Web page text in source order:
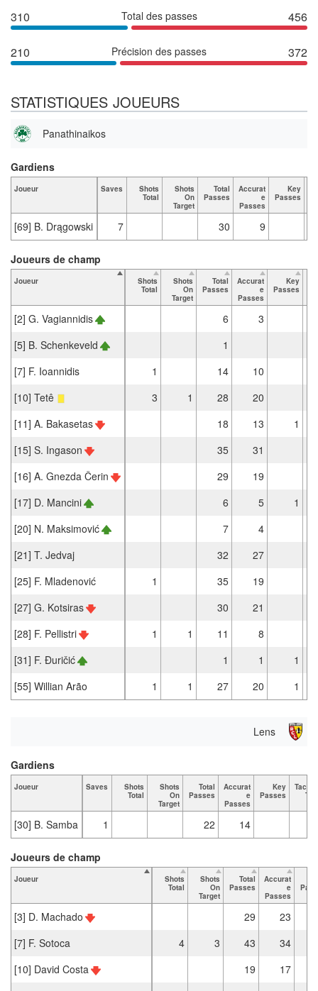
310 Total des passes 456
210 Précision des passes 372
STATISTIQUES JOUEURS
Panathinaikos
Joueur Saves
Shots
Total
Shots
On
Target
Total
Passes
Accurat
e
Passes
Key
Passes
[69] B. Drągowski 7 30 9
Gardiens
Joueur
Shots
Total
Shots
On
Target
Total
Passes
Accurat
e
Passes
Key
Passes
[2] G. Vagiannidis 6
3
[5] B. Schenkeveld
1
[7] F. Ioannidis
1 14
10
[10] Tetê
3 1 28
20
[11] A. Bakasetas
18 13
1
[15] S. Ingason
35
31
[16] A. Gnezda Čerin
29
19
[17] D. Mancini
6 5
1
[20] N. Maksimović
7
4
[21] T. Jedvaj
32
27
[25] F. Mladenović
1 35
19
[27] G. Kotsiras
30
21
[28] F. Pellistri
1 1 11
8
[31] F. Đuričić
1 1
1
[55] Willian Arão
1 1 27 20 1
Joueurs de champ
Lens
Joueur Saves
Shots
Total
Shots
On
Target
Total
Passes
Accurat
e
Passes
Key
Passes
[30] B. Samba 1 22 14
Gardiens
Joueur
Shots
Total
Shots
On
Target
Total
Passes
Accurat
e
Passes
[3] D. Machado 29
23
[7] F. Sotoca
4 3 43
34
[10] David Costa
19
17
Joueurs de champ